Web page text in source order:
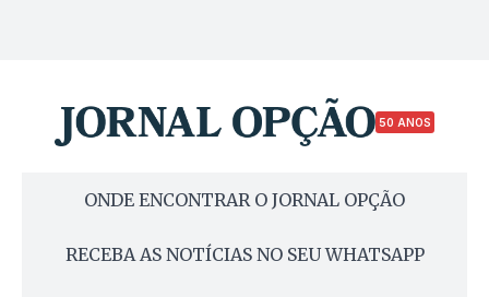
50 ANOS
ONDE ENCONTRAR O JORNAL OPÇÃO
RECEBA AS NOTÍCIAS NO SEU WHATSAPP